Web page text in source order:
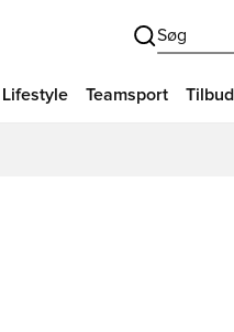
Søg
Lifestyle Teamsport Tilbud